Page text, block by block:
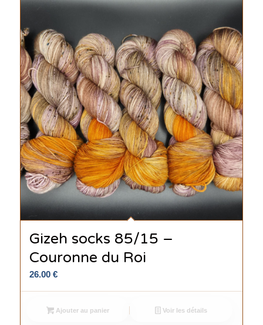
Gizeh socks 85/15 –
Couronne du Roi
26.00 €
Ajouter au panier Voir les détails